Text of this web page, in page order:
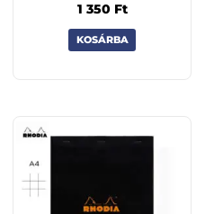
1 350 Ft
KOSÁRBA